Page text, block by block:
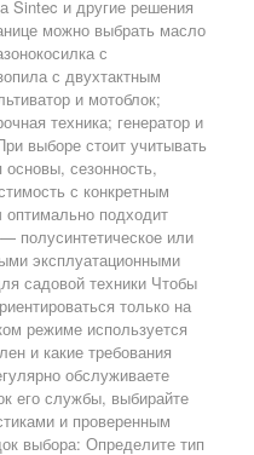
Sintec и другие решения
можно выбрать масло
с
с двухтактным
и мотоблок;
техника; генератор и
выборе стоит учитывать
основы, сезонность,
с конкретным
подходит
полусинтетическое или
эксплуатационными
садовой техники Чтобы
только на
режиме используется
и какие требования
обслуживаете
его службы, выбирайте
и проверенным
выбора: Определите тип